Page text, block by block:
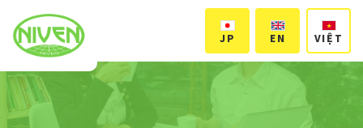
JP EN VIỆT